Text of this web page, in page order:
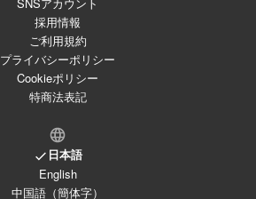
採用情報
ご利用規約
プライバシーポリシー
Cookieポリシー
特商法表記
日本語
English
中国語（簡体字）